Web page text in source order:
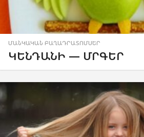
ՄԱՆԿԱԿԱՆ ԲԱՂԱԴՐԱՏՈՄՍԵՐ
ԿԵՆԴԱՆԻ — ՄՐԳԵՐ